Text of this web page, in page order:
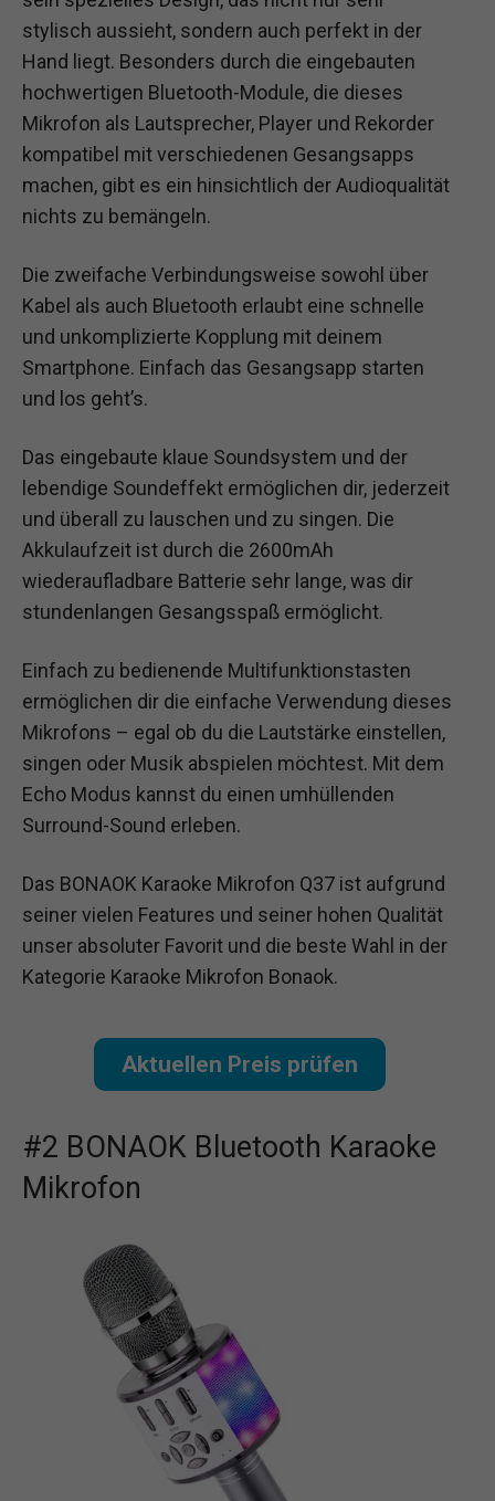
stylisch aussieht, sondern auch perfekt in der
Hand liegt. Besonders durch die eingebauten
hochwertigen Bluetooth-Module, die dieses
Mikrofon als Lautsprecher, Player und Rekorder
kompatibel mit verschiedenen Gesangsapps
machen, gibt es ein hinsichtlich der Audioqualität
nichts zu bemängeln.
Die zweifache Verbindungsweise sowohl über
Kabel als auch Bluetooth erlaubt eine schnelle
und unkomplizierte Kopplung mit deinem
Smartphone. Einfach das Gesangsapp starten
und los geht’s.
Das eingebaute klaue Soundsystem und der
lebendige Soundeffekt ermöglichen dir, jederzeit
und überall zu lauschen und zu singen. Die
Akkulaufzeit ist durch die 2600mAh
wiederaufladbare Batterie sehr lange, was dir
stundenlangen Gesangsspaß ermöglicht.
Einfach zu bedienende Multifunktionstasten
ermöglichen dir die einfache Verwendung dieses
Mikrofons – egal ob du die Lautstärke einstellen,
singen oder Musik abspielen möchtest. Mit dem
Echo Modus kannst du einen umhüllenden
Surround-Sound erleben.
Das BONAOK Karaoke Mikrofon Q37 ist aufgrund
seiner vielen Features und seiner hohen Qualität
unser absoluter Favorit und die beste Wahl in der
Kategorie Karaoke Mikrofon Bonaok.
Aktuellen Preis prüfen
#2 BONAOK Bluetooth Karaoke
Mikrofon